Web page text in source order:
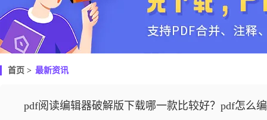
首页 > 最新资讯
pdf阅读编辑器破解版下载哪一款比较好？pdf怎么